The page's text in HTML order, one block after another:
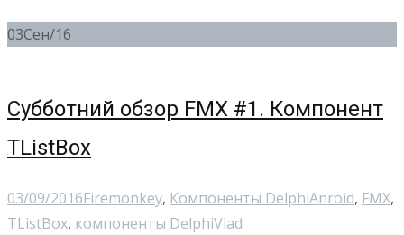
03Сен/16
Субботний обзор FMX #1. Компонент
TListBox
03/09/2016Firemonkey, Компоненты DelphiAnroid, FMX,
TListBox, компоненты DelphiVlad